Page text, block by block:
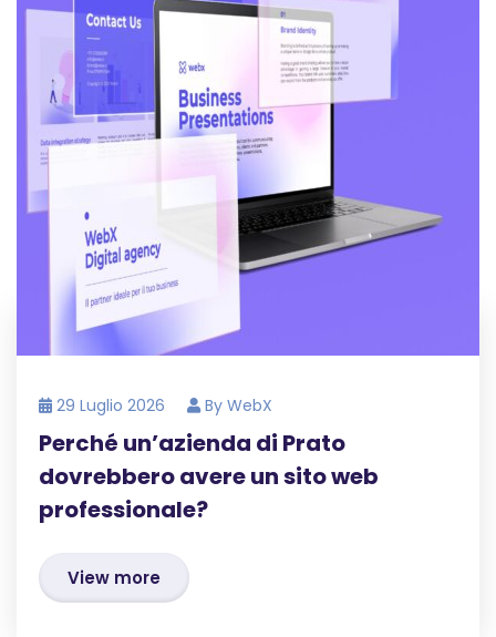
29 Luglio 2026 By WebX
Perché un’azienda di Prato
dovrebbero avere un sito web
professionale?
View more